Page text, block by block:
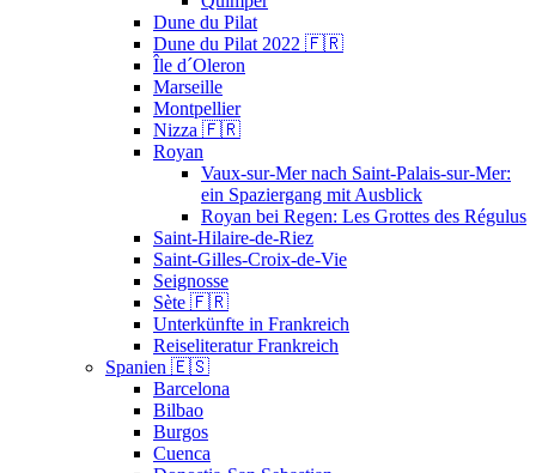
Dune du Pilat
Dune du Pilat 2022 🇫🇷
Île d´Oleron
Marseille
Montpellier
Nizza 🇫🇷
Royan
Vaux-sur-Mer nach Saint-Palais-sur-Mer:
ein Spaziergang mit Ausblick
Royan bei Regen: Les Grottes des Régulus
Saint-Hilaire-de-Riez
Saint-Gilles-Croix-de-Vie
Seignosse
Sète 🇫🇷
Unterkünfte in Frankreich
Reiseliteratur Frankreich
Spanien 🇪🇸
Barcelona
Bilbao
Burgos
Cuenca